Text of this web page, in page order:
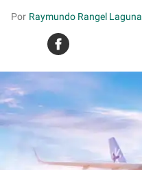
Raymundo Rangel Laguna